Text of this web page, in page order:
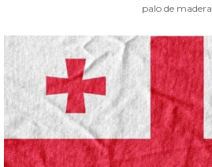
palo de madera